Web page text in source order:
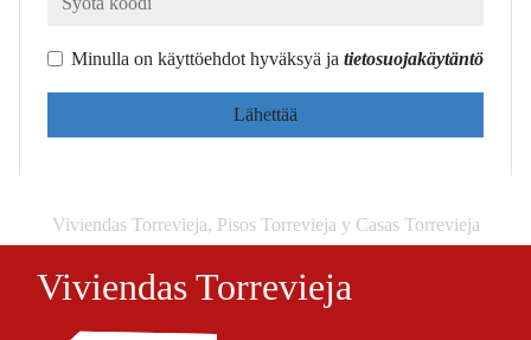
Minulla on käyttöehdot hyväksyä ja tietosuojakäytäntö
Lähettää
Viviendas Torrevieja, Pisos Torrevieja y Casas Torrevieja
Viviendas Torrevieja